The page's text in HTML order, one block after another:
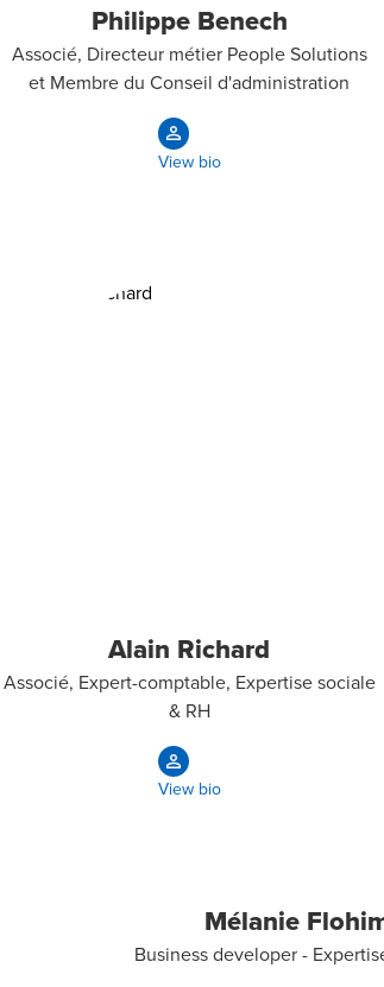
Philippe Benech
Associé, Directeur métier People Solutions
et Membre du Conseil d'administration
View bio
Alain Richard
Associé, Expert-comptable, Expertise sociale
& RH
View bio
Mélanie
Business developer -